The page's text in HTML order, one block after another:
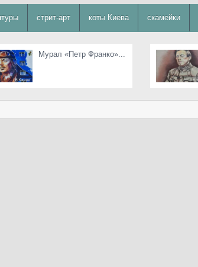
стрит-арт коты Киева скамейки
Мурал «Петр Франко»...